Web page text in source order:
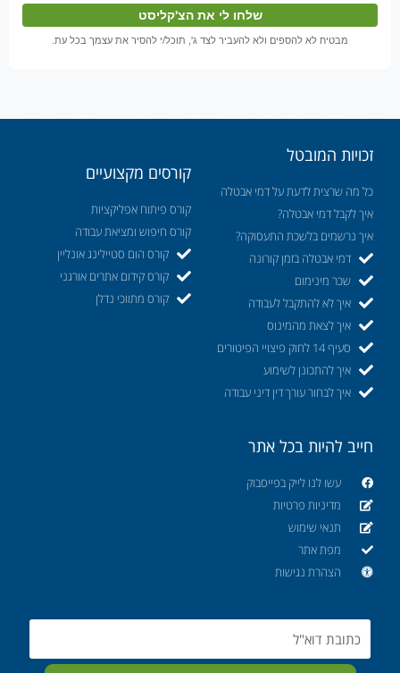
מבטיח לא להספים ולא להעביר לצד ג', תוכל/י להסיר את עצמך בכל עת.
זכויות המובטל
כל מה שרצית לדעת על דמי אבטלה
איך לקבל דמי אבטלה?
איך נרשמים בלשכת התעסוקה?
דמי אבטלה בזמן קורונה
שכר מינימום
איך לא להתקבל לעבודה
איך לצאת מהמינוס
סעיף 14 לחוק פיצויי הפיטורים
איך להתכונן לשימוע
איך לבחור עורך דין דיני עבודה
קורסים מקצועיים
קורס פיתוח אפליקציות
קורס חיפוש ומציאת עבודה
קורס הום סטיילינג אונליין
קורס קידום אתרים אורגני
קורס מתווכי נדלן
חייב להיות בכל אתר
עשו לנו לייק בפייסבוק
מדיניות פרטיות
תנאי שימוש
מפת אתר
הצהרת נגישות
Email